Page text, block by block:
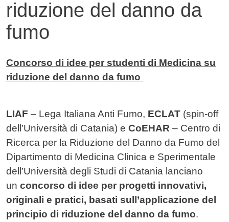
riduzione del danno da
fumo
Contenuto
Concorso di idee per studenti di Medicina su
riduzione del danno da fumo
LIAF – Lega Italiana Anti Fumo, ECLAT (spin-off
dell’Università di Catania) e CoEHAR – Centro di
Ricerca per la Riduzione del Danno da Fumo del
Dipartimento di Medicina Clinica e Sperimentale
dell’Università degli Studi di Catania lanciano
un concorso di idee per progetti innovativi,
originali e pratici, basati sull’applicazione del
principio di riduzione del danno da fumo.